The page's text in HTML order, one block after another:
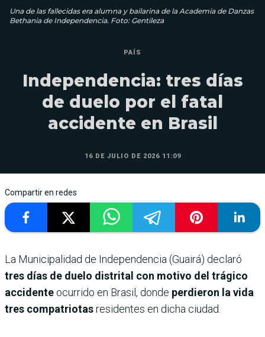
Una de las fallecidas era alumna y bailarina de la Academia de Danzas
Bethania de Independencia. Foto: Gentileza
PAÍS
Independencia: tres días
de duelo por el fatal
accidente en Brasil
16 DE JULIO DE 2026 11:09
Compartir en redes
La Municipalidad de Independencia (Guairá) declaró
tres días de duelo distrital con motivo del trágico
accidente ocurrido en Brasil, donde perdieron la vida
tres compatriotasresidentes en dicha ciudad.